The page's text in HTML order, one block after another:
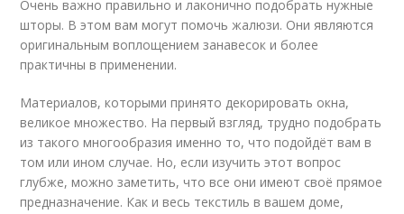
Очень важно правильно и лаконично подобрать нужные
шторы. В этом вам могут помочь жалюзи. Они являются
оригинальным воплощением занавесок и более
практичны в применении.
Материалов, которыми принято декорировать окна,
великое множество. На первый взгляд, трудно подобрать
из такого многообразия именно то, что подойдёт вам в
том или ином случае. Но, если изучить этот вопрос
глубже, можно заметить, что все они имеют своё прямое
предназначение. Как и весь текстиль в вашем доме,